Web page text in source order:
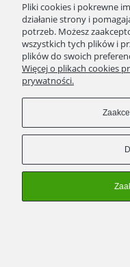
KONTAKT
ZWROTY/WYMIANY
Sklep
Pliki cookies i pokrewne
działanie strony i
potrzeb. Możesz
wszystkich tych plików i
plików do swoich
Więcej o plikach cookies
prywatności.